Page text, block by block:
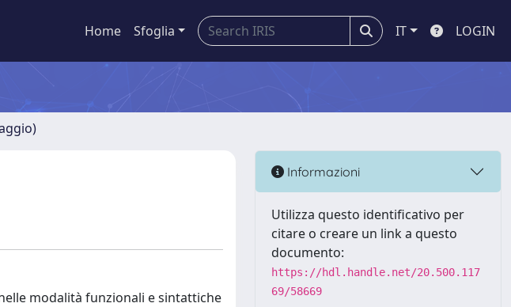
Home Sfoglia IT LOGIN
modalità funzionali e sintattiche
Informazioni
Utilizza questo identificativo per
citare o creare un link a questo
documento:
https://hdl.handle.net/20.500.117
69/58669